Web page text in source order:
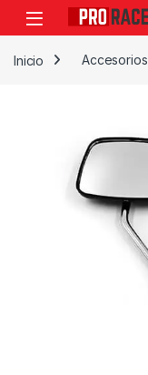
Inicio Accesorios